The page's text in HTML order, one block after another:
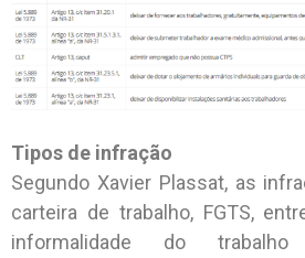
Tipos de infração
Segundo Xavier Plassat, as
carteira de trabalho, FGTS,
informalidade do